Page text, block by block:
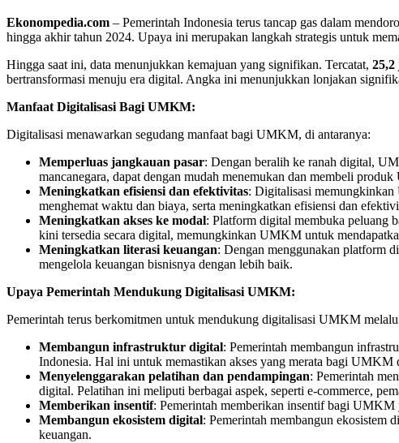
Ekonompedia.com – Pemerintah Indonesia terus tancap gas dalam
hingga akhir tahun 2024. Upaya ini merupakan langkah strategis untuk
Hingga saat ini, data menunjukkan kemajuan yang signifikan. Tercatat,
bertransformasi menuju era digital. Angka ini menunjukkan lonjakan
Manfaat Digitalisasi Bagi UMKM:
Digitalisasi menawarkan segudang manfaat bagi UMKM, di antaranya:
Memperluas jangkauan pasar: Dengan beralih ke ranah digital,
mancanegara, dapat dengan mudah menemukan dan membeli
Meningkatkan efisiensi dan efektivitas: Digitalisasi memungkinkan
menghemat waktu dan biaya, serta meningkatkan efisiensi dan
Meningkatkan akses ke modal: Platform digital membuka peluang
kini tersedia secara digital, memungkinkan UMKM untuk
Meningkatkan literasi keuangan: Dengan menggunakan platform
mengelola keuangan bisnisnya dengan lebih baik.
Upaya Pemerintah Mendukung Digitalisasi UMKM:
Pemerintah terus berkomitmen untuk mendukung digitalisasi UMKM
Membangun infrastruktur digital: Pemerintah membangun
Indonesia. Hal ini untuk memastikan akses yang merata bagi UMKM
Menyelenggarakan pelatihan dan pendampingan: Pemerintah
digital. Pelatihan ini meliputi berbagai aspek, seperti e-commerce,
Memberikan insentif: Pemerintah memberikan insentif bagi UMKM
Membangun ekosistem digital: Pemerintah membangun ekosistem
keuangan.